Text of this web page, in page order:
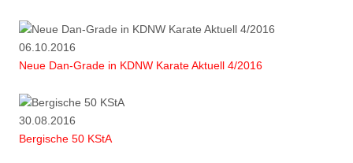
06.10.2016
Neue Dan-Grade in KDNW Karate Aktuell 4/2016
30.08.2016
Bergische 50 KStA